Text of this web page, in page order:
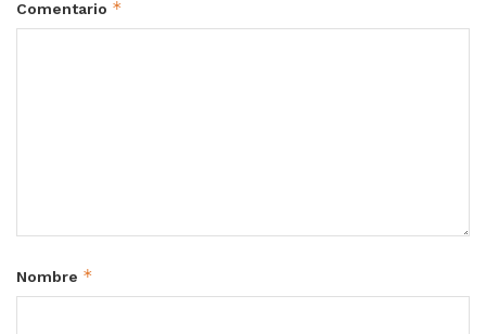
Comentario *
Nombre *